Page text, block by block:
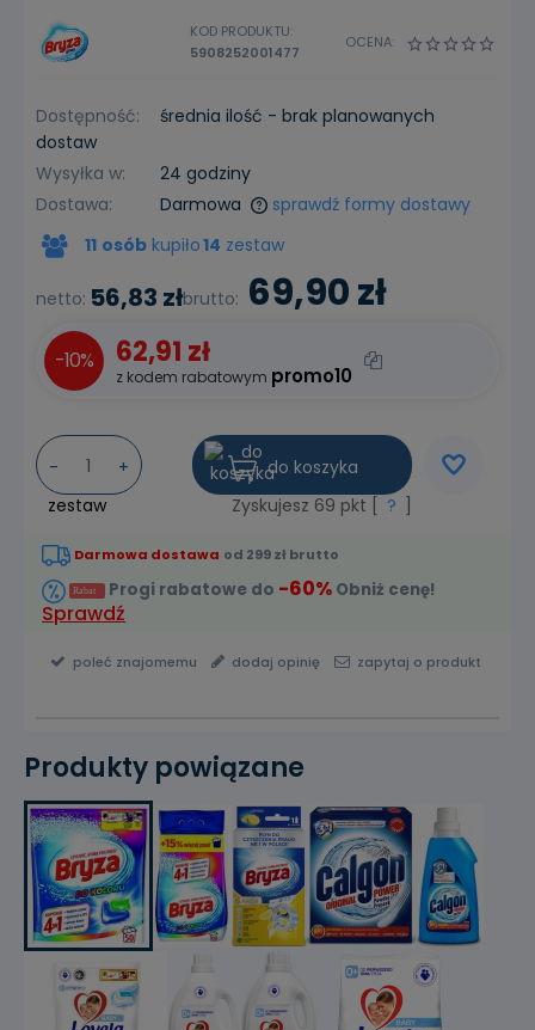
OCENA:
KOD PRODUKTU:
5908252001477
Dostępność:
średnia ilość - brak planowanych
dostaw
Wysyłka w:
24 godziny
Dostawa:
Darmowa
sprawdź formy dostawy
11 osób kupiło14 zestaw
brutto: 69,90 zł
netto: 56,83 zł
-10% 62,91 zł
z kodem rabatowym promo10
-
+
zestaw
do koszyka
Zyskujesz 69 pkt [ ?
Darmowa dostawa od 299 zł brutto
Progi rabatowe do -60% Obniż cenę!
Sprawdź
zapytaj o produkt
poleć znajomemu dodaj opinię
Produkty powiązane